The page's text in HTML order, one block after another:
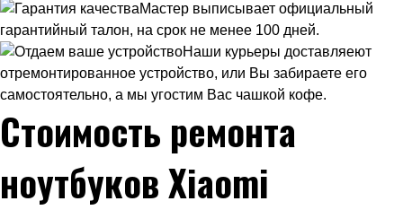
Мастер выписывает официальный
гарантийный талон, на срок не менее 100 дней.
Наши курьеры доставляеют
отремонтированное устройство, или Вы забираете его
самостоятельно, а мы угостим Вас чашкой кофе.
Стоимость ремонта
ноутбуков Xiaomi